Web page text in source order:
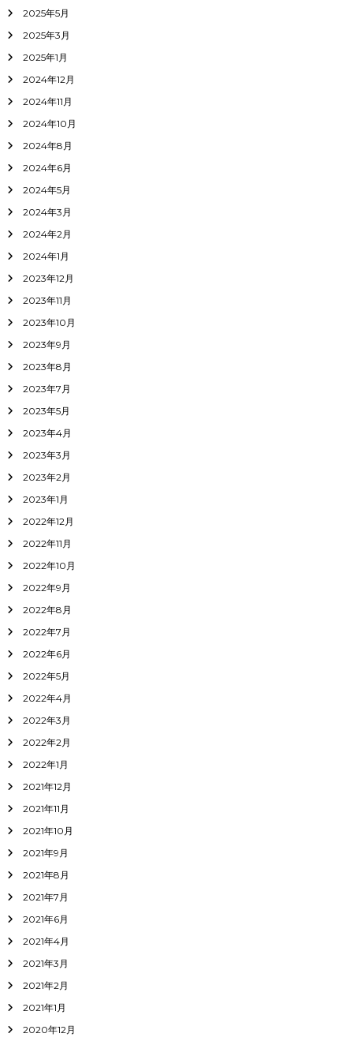
2025年5月
2025年3月
2025年1月
2024年12月
2024年11月
2024年10月
2024年8月
2024年6月
2024年5月
2024年3月
2024年2月
2024年1月
2023年12月
2023年11月
2023年10月
2023年9月
2023年8月
2023年7月
2023年5月
2023年4月
2023年3月
2023年2月
2023年1月
2022年12月
2022年11月
2022年10月
2022年9月
2022年8月
2022年7月
2022年6月
2022年5月
2022年4月
2022年3月
2022年2月
2022年1月
2021年12月
2021年11月
2021年10月
2021年9月
2021年8月
2021年7月
2021年6月
2021年4月
2021年3月
2021年2月
2021年1月
2020年12月